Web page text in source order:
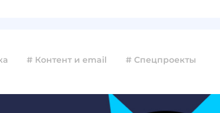
# Контент и email # Спецпроекты